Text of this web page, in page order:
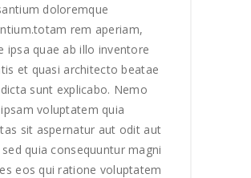
doloremque
rem aperiam,
ipsa quae ab illo inventore
et quasi architecto beatae
sunt explicabo. Nemo
voluptatem quia
sit aspernatur aut odit aut
quia consequuntur magni
eos qui ratione voluptatem